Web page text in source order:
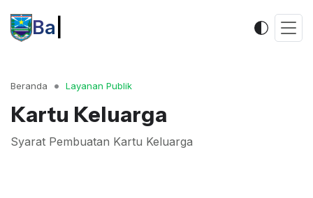
|
Beranda Layanan Publik
Kartu Keluarga
Syarat Pembuatan Kartu Keluarga